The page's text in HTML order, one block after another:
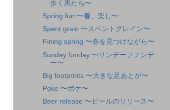
歩く馬たち〜
Spring fun 〜春、楽し〜
Spent grain 〜スペントグレイン〜
Fining spring 〜春を見つけながら〜
Sunday funday 〜サンデーファンデ
ー〜
Big footprints 〜大きな足あとが〜
Poke 〜ポケ〜
Beer release 〜ビールのリリース〜